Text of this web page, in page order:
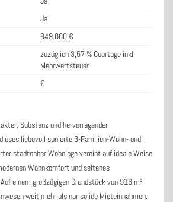
Ja
849.000 €
zuzüglich 3,57 % Courtage inkl.
Mehrwertsteuer
€
Substanz und hervorragender
liebevoll sanierte 3-Familien-Wohn- und
stadtnaher Wohnlage vereint auf ideale Weise
Wohnkomfort und seltenes
einem großzügigen Grundstück von 916 m²
weit mehr als nur solide Mieteinnahmen: